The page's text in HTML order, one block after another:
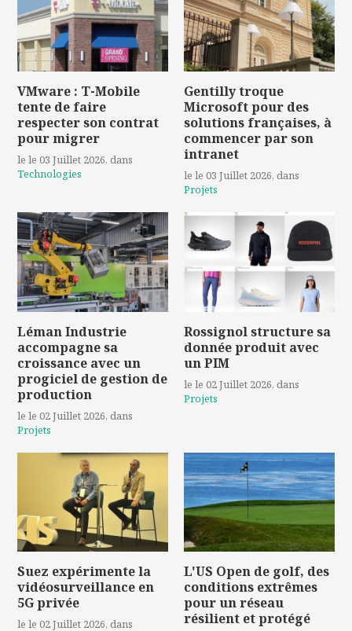
VMware : T-Mobile
tente de faire
respecter son contrat
pour migrer
le le 03 Juillet 2026, dans
Technologies
Gentilly troque
Microsoft pour des
solutions françaises, à
commencer par son
intranet
le le 03 Juillet 2026, dans
Projets
Léman Industrie
accompagne sa
croissance avec un
progiciel de gestion de
production
le le 02 Juillet 2026, dans
Projets
Rossignol structure sa
donnée produit avec
un PIM
le le 02 Juillet 2026, dans
Projets
Suez expérimente la
vidéosurveillance en
5G privée
le le 02 Juillet 2026, dans
L'US Open de golf, des
conditions extrêmes
pour un réseau
résilient et protégé